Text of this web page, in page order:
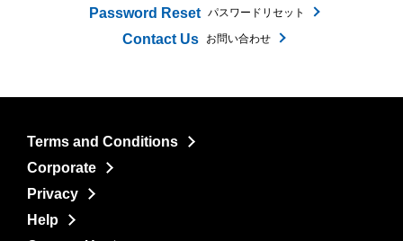
Password Reset パスワードリセット
Contact Us お問い合わせ
Terms and Conditions
Corporate
Privacy
Help